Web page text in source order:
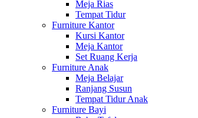
Meja Rias
Tempat Tidur
Furniture Kantor
Kursi Kantor
Meja Kantor
Set Ruang Kerja
Furniture Anak
Meja Belajar
Ranjang Susun
Tempat Tidur Anak
Furniture Bayi